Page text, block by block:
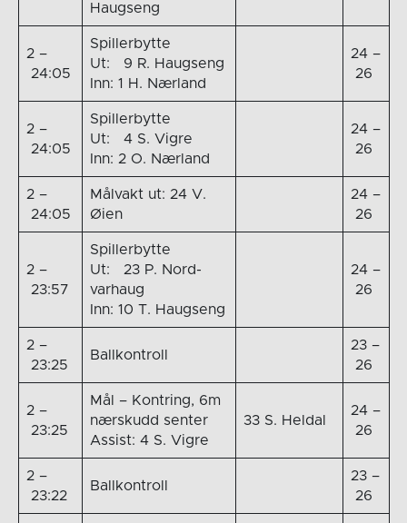
Haugseng
2 –
24:05
Spillerbytte
Ut: 9 R. Haugseng
Inn: 1 H. Nærland
24 –
26
2 –
24:05
Spillerbytte
Ut: 4 S. Vigre
Inn: 2 O. Nærland
24 –
26
2 –
24:05
Målvakt ut: 24 V.
Øien
24 –
26
2 –
23:57
Spillerbytte
Ut: 23 P. Nord-
varhaug
Inn: 10 T. Haugseng
24 –
26
2 –
23:25
Ballkontroll
23 –
26
2 –
23:25
Mål – Kontring, 6m
nærskudd senter
Assist: 4 S. Vigre
33 S. Heldal
24 –
26
2 –
23:22
Ballkontroll
23 –
26